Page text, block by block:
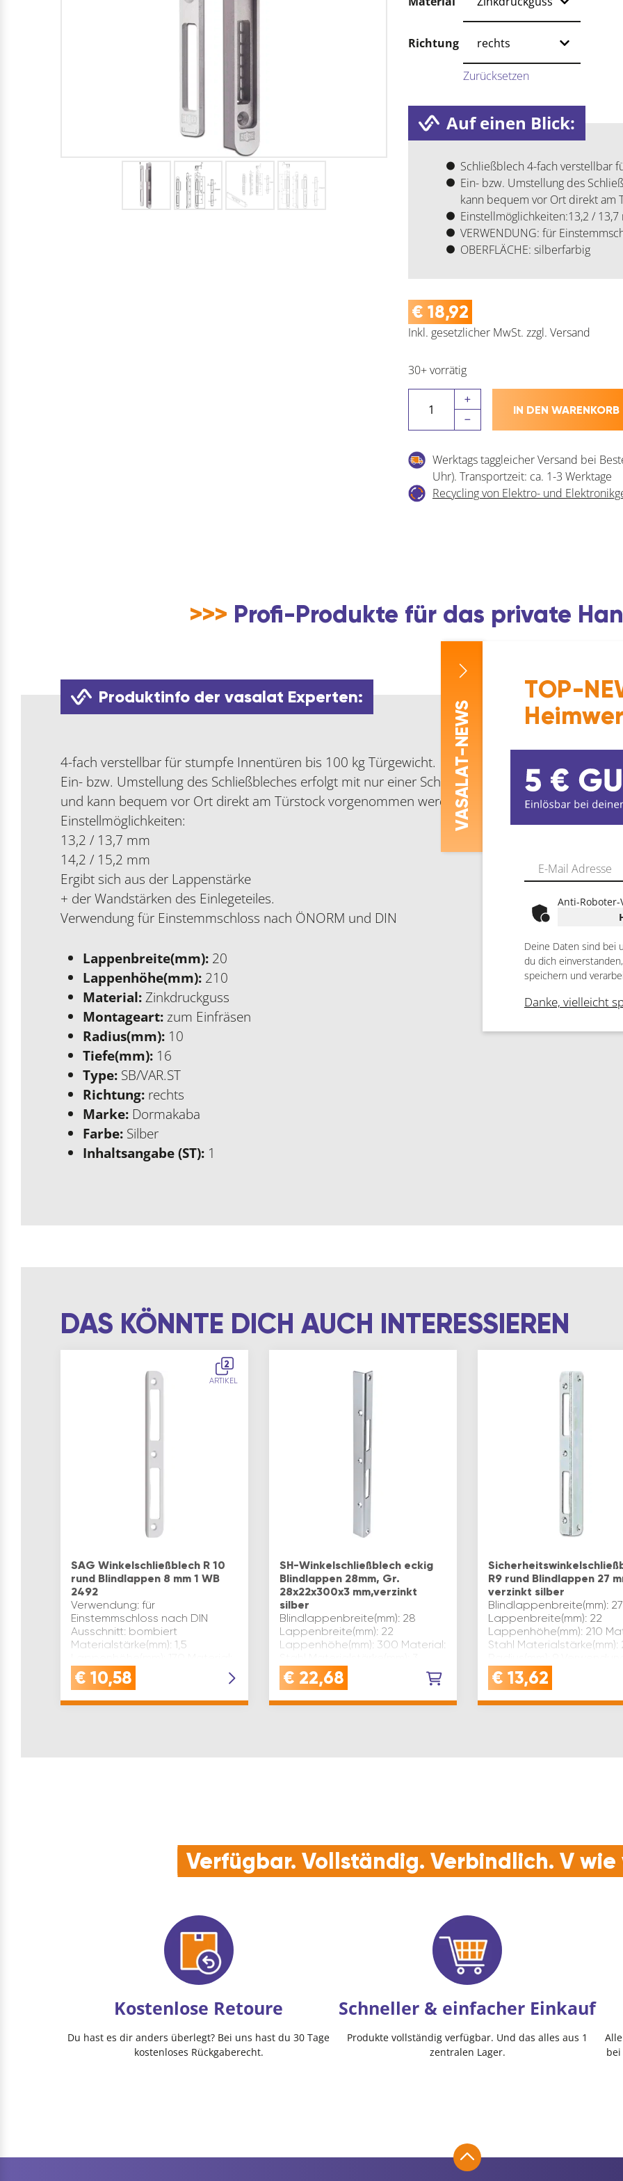
Richtung
Zurücksetzen
Auf einen Blick:
Schließblech 4-fach verstellbar
Ein- bzw. Umstellung des
kann bequem vor Ort direkt am
Einstellmöglichkeiten:13,2 /
VERWENDUNG: für
OBERFLÄCHE: silberfarbig
€ 18,92
Inkl. gesetzlicher MwSt. zzgl. Versand
30+ vorrätig
DORMAKABA
Schließblech
verstellbar
zum
Einfräsen
Menge
IN DEN WARENKORB
Werktags taggleicher Versand bei
Uhr). Transportzeit: ca. 1-3 Werktage
Recycling von Elektro- und
>>> Profi-Produkte für das private
Produktinfo der vasalat Experten:
4-fach verstellbar für stumpfe Innentüren bis 100 kg Türgewicht.
Ein- bzw. Umstellung des Schließbleches erfolgt mit nur einer Schraube
und kann bequem vor Ort direkt am Türstock vorgenommen werden.
Einstellmöglichkeiten:
13,2 / 13,7 mm
14,2 / 15,2 mm
Ergibt sich aus der Lappenstärke
+ der Wandstärken des Einlegeteiles.
Verwendung für Einstemmschloss nach ÖNORM und DIN
Lappenbreite(mm): 20
Lappenhöhe(mm): 210
Material:Zinkdruckguss
Montageart:zum Einfräsen
Radius(mm): 10
Tiefe(mm): 16
Type: SB/VAR.ST
Richtung: rechts
Marke: Dormakaba
Farbe: Silber
Inhaltsangabe (ST): 1
DAS KÖNNTE DICH AUCH INTERESSIEREN
2
ARTIKEL
SAG Winkelschließblech R 10
rund Blindlappen 8 mm 1 WB
2492
Verwendung: für
Einstemmschloss nach DIN
Ausschnitt: bombiert
Materialstärke(mm): 1,5
Nickel Blindlappenbreite(mm): 8
Lappenbreite(mm): 20
€ 10,58
SH-Winkelschließblech eckig
Blindlappen 28mm, Gr.
28x22x300x3 mm,verzinkt
silber
Blindlappenbreite(mm): 28
Lappenbreite(mm): 22
Lappenhöhe(mm): 300 Material:
Verwendung: für
Einstemmschloss nach Ö-
€ 22,68
R9 rund Blindlappen 27
verzinkt silber
Blindlappenbreite(mm): 27
Lappenbreite(mm): 22
Lappenhöhe(mm): 210
Stahl Materialstärke(mm):
Einstemmschloss nach Ö-
NORM Oberfläche: verzinkt
€ 13,62
Verfügbar. Vollständig. Verbindlich. V
Kostenlose Retoure
Du hast es dir anders überlegt? Bei uns hast du 30 Tage
kostenloses Rückgaberecht.
Schneller & einfacher Einkauf
Produkte vollständig verfügbar. Und das alles aus 1
zentralen Lager.
V
ASALAT
-NEWS
TOP-
Anti-
Deine Daten sind bei
du dich
speichern und
Danke, vielleicht